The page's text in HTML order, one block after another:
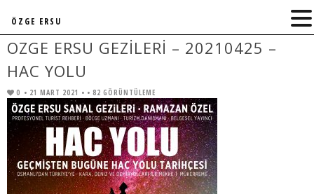
OZGE ERSU GEZILERI – 20210425 –
HAC YOLU
0 • 21 MART 2021 • • 82 GÖRÜNTÜLEME
ÖZGE ERSU